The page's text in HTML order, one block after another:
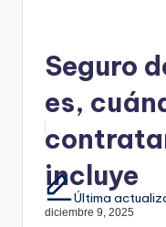
Seguro
es,
incluye
diciembre 9, 2025
Última